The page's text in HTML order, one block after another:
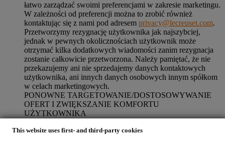
This website uses first- and third-party cookies
łatwo zarządzać swoimi preferencjami w zakresie marketingu.
W zależności od preferencji można to zrobić również
kontaktując się z nami pod adresem privacy@lecreuset.com.
Przetworzymy rezygnację użytkownika jak najszybciej,
jednak w pewnych okolicznościach użytkownik może
otrzymać kilka dodatkowych wiadomości zanim rezygnacja
zostanie całkowicie przetworzona. Należy pamiętać, że nie
przekazujemy ani nie sprzedajemy danych kontaktowych
użytkownika, ani innych danych osobowych innym spółkom
w celach marketingowych.
PONOWNE TARGETOWANIE/DOSTOSOWYWANIE
OFERT I ZWIĘKSZANIE KOMFORTU
UŻYTKOWNIKA
celu dostosowania naszych usług i ofert do jego potrzeb i